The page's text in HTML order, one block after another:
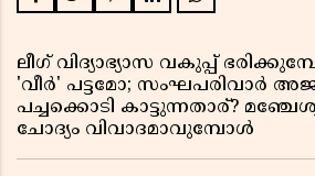
ലീഗ് വിദ്യാഭ്യാസ വകുപ്പ്
'വീർ' പട്ടമോ; സംഘപരിവാർ
പച്ചക്കൊടി കാട്ടുന്നതാര്?
ചോദ്യം വിവാദമാവുമ്പോൾ